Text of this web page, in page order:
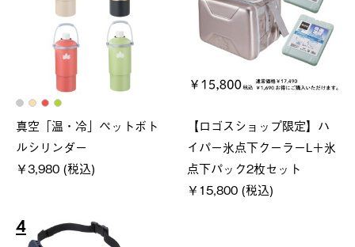
真空「温・冷」ペットボト
ルシリンダー
￥3,980 (税込)
【ロゴスショップ限定】ハ
イパー氷点下クーラーL＋氷
点下パック2枚セット
￥15,800 (税込)
4